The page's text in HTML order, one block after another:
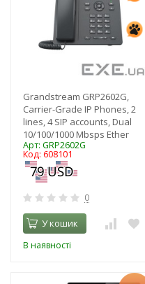
Grandstream GRP2602G,
Carrier-Grade IP Phones, 2
lines, 4 SIP accounts, Dual
10/100/1000 Mbsps Ether
Арт: GRP2602G
Код: 608101
0
У кошик
В наявності